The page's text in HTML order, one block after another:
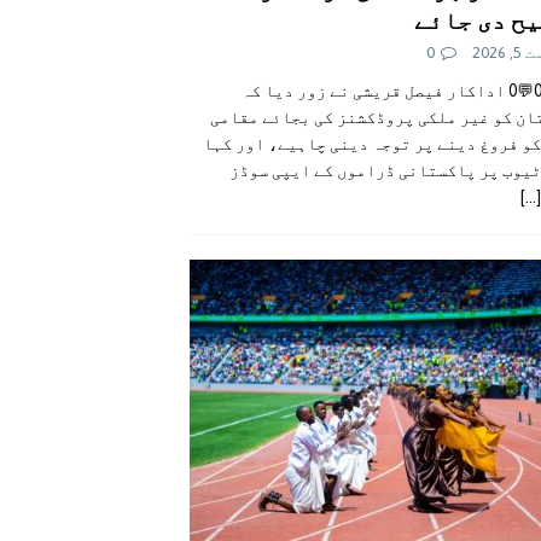
دی جائے
0
👍0👎0💬0 اداکار فیصل قریشی نے زور دیا کہ
کو غیر ملکی پروڈکشنز کی بجائے مقامی
فروغ دینے پر توجہ دینی چاہیے، اور کہا
پر پاکستانی ڈراموں کے ایپی سوڈز
[...]